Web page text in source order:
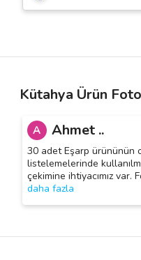
Kütahya Ürün
A Ahmet ..
30 adet Eşarp ürününün
listelemelerinde
çekimine ihtiyacımız var.
daha fazla